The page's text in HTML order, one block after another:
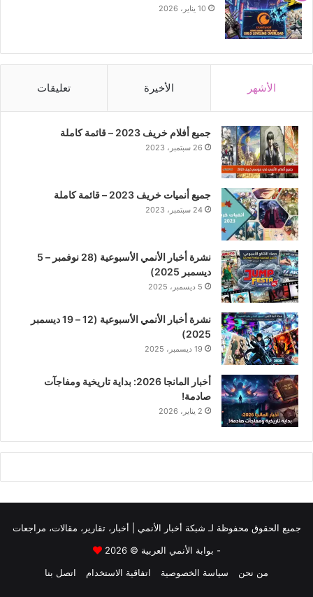
10 يناير، 2026
الأشهر الأخيرة تعليقات
جميع أفلام خريف 2023 – قائمة كاملة
26 سبتمبر، 2023
جميع أنميات خريف 2023 – قائمة كاملة
24 سبتمبر، 2023
نشرة أخبار الأنمي الأسبوعية (28 نوفمبر – 5
ديسمبر 2025)
5 ديسمبر، 2025
نشرة أخبار الأنمي الأسبوعية (12 – 19 ديسمبر
2025)
19 ديسمبر، 2025
أخبار المانجا 2026: بداية تاريخية ومفاجآت
صادمة!
2 يناير، 2026
جميع الحقوق محفوظة لـ شبكة أخبار الأنمي | أخبار، تقارير، مقالات، مراجعات
- بوابة الأنمي العربية © 2026
من نحن
سياسة الخصوصية اتفاقية الاستخدام اتصل بنا